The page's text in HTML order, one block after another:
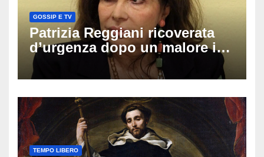
GOSSIP E TV
Patrizia Reggiani ricoverata
d’urgenza dopo un malore in
vacanza: come sta oggi l’ex
Lady Gucci
TEMPO LIBERO